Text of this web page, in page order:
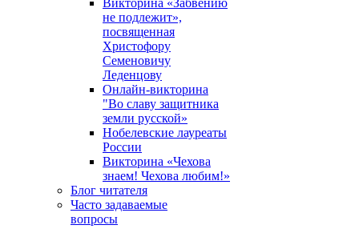
Викторина «Забвению
не подлежит»,
посвященная
Христофору
Семеновичу
Леденцову
Онлайн-викторина
"Во славу защитника
земли русской»
Нобелевские лауреаты
России
Викторина «Чехова
знаем! Чехова любим!»
Блог читателя
Часто задаваемые
вопросы